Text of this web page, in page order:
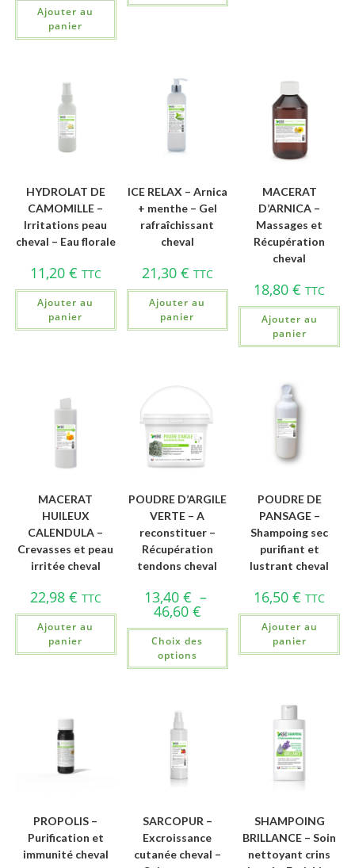
Ajouter au
panier
HYDROLAT DE
CAMOMILLE –
Irritations peau
cheval – Eau florale
11,20 € TTC
Ajouter au
panier
ICE RELAX – Arnica
+ menthe – Gel
rafraîchissant
cheval
21,30 € TTC
Ajouter au
panier
MACERAT
D’ARNICA –
Massages et
Récupération
cheval
18,80€ TTC
Ajouter au
panier
MACERAT
HUILEUX
CALENDULA –
Crevasses et peau
irritée cheval
22,98 € TTC
Ajouter au
panier
POUDRE D’ARGILE
VERTE – A
reconstituer –
Récupération
tendons cheval
13,40 € –
46,60 €
Choix des
options
POUDRE DE
PANSAGE –
Shampoing sec
purifiant et
lustrant cheval
16,50€ TTC
Ajouter au
panier
PROPOLIS –
Purification et
immunité cheval
SARCOPUR –
Excroissance
cutanée cheval –
SHAMPOING
BRILLANCE – Soin
nettoyant crins